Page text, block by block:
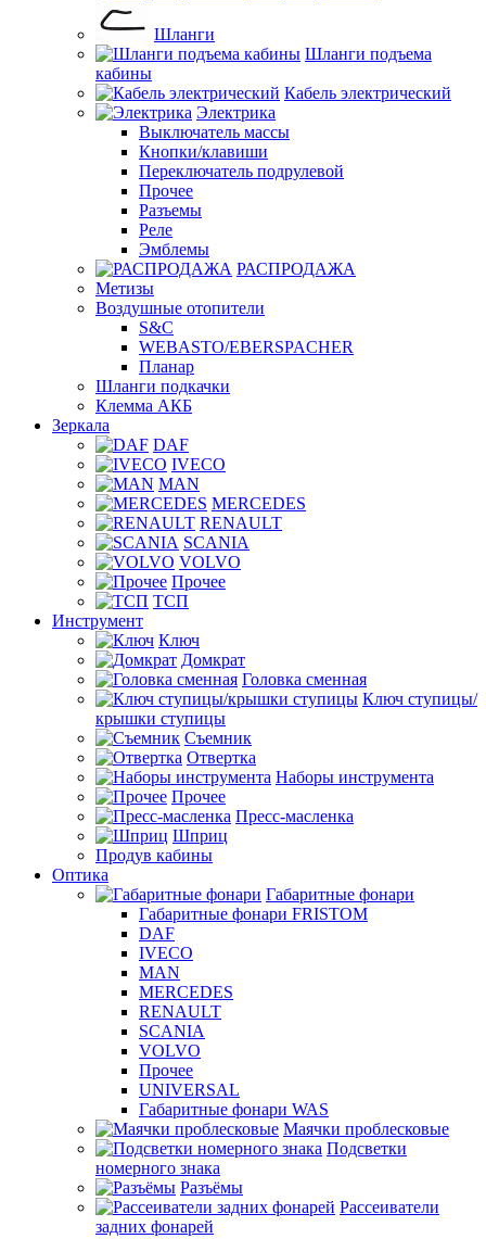
Шланги
Шланги подъема
кабины
Кабель электрический
Электрика
Выключатель массы
Кнопки/клавиши
Переключатель подрулевой
Прочее
Разъемы
Реле
Эмблемы
РАСПРОДАЖА
Метизы
Воздушные отопители
S&C
WEBASTO/EBERSPACHER
Планар
Шланги подкачки
Клемма АКБ
Зеркала
DAF
IVECO
MAN
MERCEDES
RENAULT
SCANIA
VOLVO
Прочее
ТСП
Инструмент
Ключ
Домкрат
Головка сменная
Ключ ступицы/
крышки ступицы
Съемник
Отвертка
Наборы инструмента
Прочее
Пресс-масленка
Шприц
Продув кабины
Оптика
Габаритные фонари
Габаритные фонари FRISTOM
DAF
IVECO
MAN
MERCEDES
RENAULT
SCANIA
VOLVO
Прочее
UNIVERSAL
Габаритные фонари WAS
Маячки проблесковые
Подсветки
номерного знака
Разъёмы
Рассеиватели
задних фонарей